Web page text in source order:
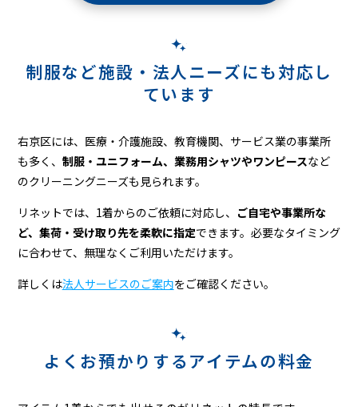
制服など施設・法人ニーズにも対応し
ています
右京区には、医療・介護施設、教育機関、サービス業の事業所
も多く、 制服・ユニフォーム、業務用シャツやワンピースなど
のクリーニングニーズも見られます。
リネットでは、1着からのご依頼に対応し、 ご自宅や事業所な
ど、集荷・受け取り先を柔軟に指定できます。必要なタイミング
に合わせて、無理なくご利用いただけます。
詳しくは法人サービスのご案内をご確認ください。
よくお預かりするアイテムの料金